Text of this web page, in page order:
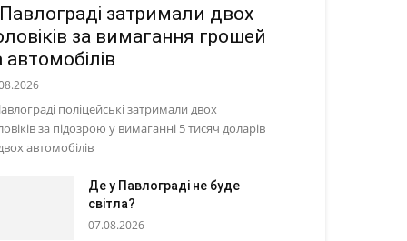
затримали двох
за вимагання грошей
автомобілів
поліцейські затримали двох
за підозрою у вимаганні 5 тисяч доларів
автомобілів
Де у Павлограді не буде
світла?
07.08.2026